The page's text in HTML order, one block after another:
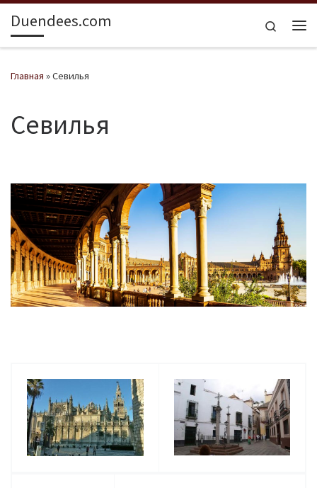
Перейти к содержимому
Duendees.com
Search
Главная »Севилья
Севилья